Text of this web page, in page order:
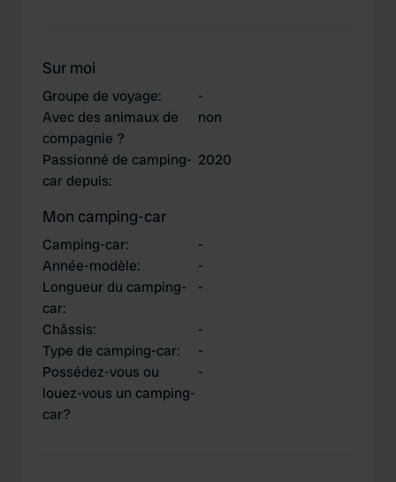
Sur moi
Groupe de voyage:
-
Avec des animaux de
compagnie ?
non
Passionné de camping-
car depuis:
2020
Mon camping-car
Camping-car:
-
Année-modèle:
-
Longueur du camping-
car:
-
Châssis:
-
Type de camping-car:
-
Possédez-vous ou
louez-vous un camping-
car?
-